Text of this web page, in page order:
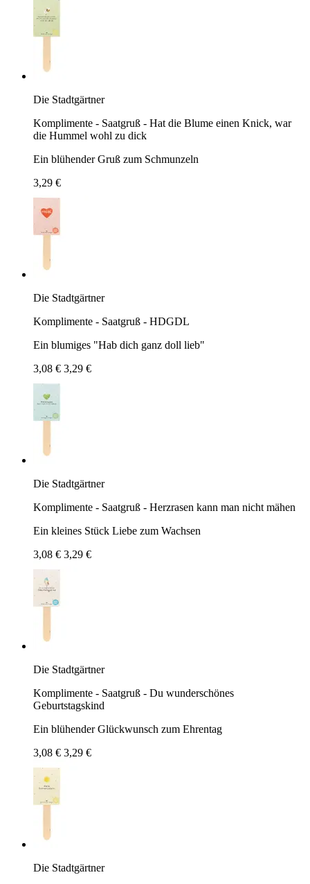
Die Stadtgärtner
Komplimente - Saatgruß - Hat die Blume einen Knick, war
die Hummel wohl zu dick
Ein blühender Gruß zum Schmunzeln
3,29 €
Die Stadtgärtner
Komplimente - Saatgruß - HDGDL
Ein blumiges "Hab dich ganz doll lieb"
3,08 € 3,29 €
Die Stadtgärtner
Komplimente - Saatgruß - Herzrasen kann man nicht mähen
Ein kleines Stück Liebe zum Wachsen
3,08 € 3,29 €
Die Stadtgärtner
Komplimente - Saatgruß - Du wunderschönes
Geburtstagskind
Ein blühender Glückwunsch zum Ehrentag
3,08 € 3,29 €
Die Stadtgärtner